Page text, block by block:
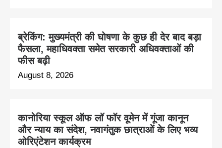
ब्रेकिंग: मुख्यमंत्री की घोषणा के कुछ ही देर बाद बड़ा
फैसला, महाधिवक्ता समेत सरकारी अधिवक्ताओं की
फीस बढ़ी
August 8, 2026
कानोरिया स्कूल ऑफ लॉ फॉर वूमेन में गूंजा कानून
और न्याय का संदेश, नवागंतुक छात्राओं के लिए भव्य
ओरिएंटेशन कार्यक्रम